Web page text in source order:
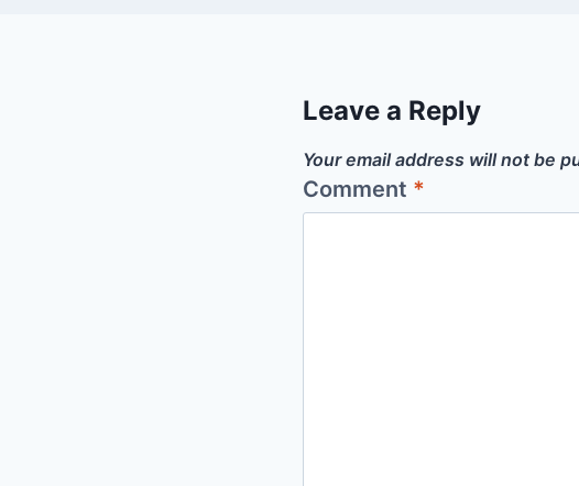
Leave a Reply
Your email address will not be
Comment *